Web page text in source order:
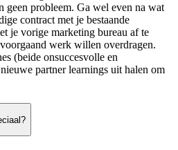
geen probleem. Ga wel even na wat
contract met je bestaande
je vorige marketing bureau af te
werk willen overdragen.
(beide onsuccesvolle en
partner learnings uit halen om